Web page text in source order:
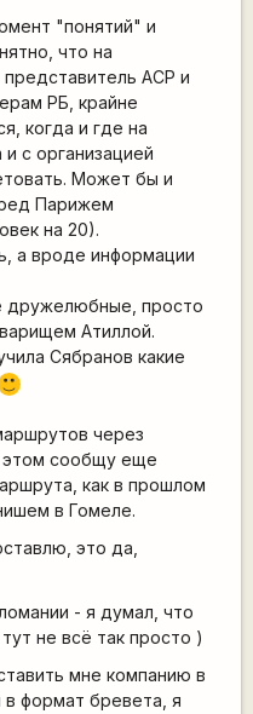
"понятий" и
что на
АСР и
РБ, крайне
когда и где на
с организацией
Может бы и
Парижем
на 20).
а вроде информации
дружелюбные, просто
Атиллой.
Сябранов какие
:)
через
этом сообщу еще
как в прошлом
в Гомеле.
это да,
- я думал, что
не всё так просто )
мне компанию в
формат бревета, я